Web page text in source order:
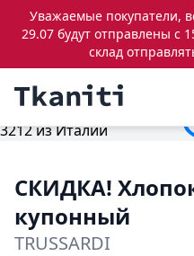
Уважаемые покупатели,
29.07 будут отправлены с
склад
СКИДКА!
купонный
TRUSSARDI